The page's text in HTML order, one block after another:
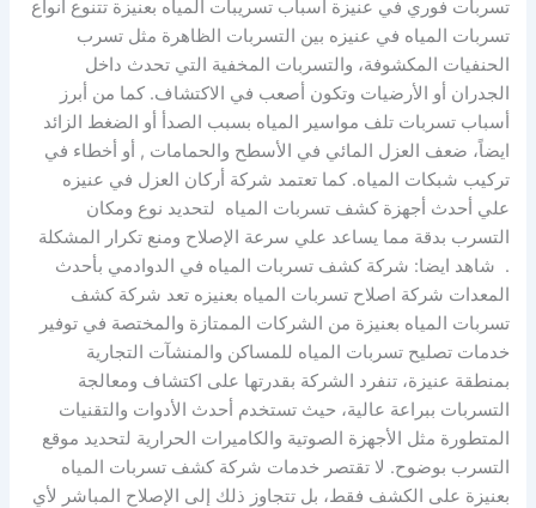
تسربات فوري في عنيزة اسباب تسريبات المياه بعنيزة تتنوع أنواع
تسربات المياه في عنيزه بين التسربات الظاهرة مثل تسرب
الحنفيات المكشوفة، والتسربات المخفية التي تحدث داخل
الجدران أو الأرضيات وتكون أصعب في الاكتشاف. كما من أبرز
أسباب تسربات تلف مواسير المياه بسبب الصدأ أو الضغط الزائد
ايضاً، ضعف العزل المائي في الأسطح والحمامات , أو أخطاء في
تركيب شبكات المياه. كما تعتمد شركة أركان العزل في عنيزه
علي أحدث أجهزة كشف تسربات المياه لتحديد نوع ومكان
التسرب بدقة مما يساعد علي سرعة الإصلاح ومنع تكرار المشكلة
. شاهد ايضا: شركة كشف تسربات المياه في الدوادمي بأحدث
المعدات شركة اصلاح تسربات المياه بعنيزه تعد شركة كشف
تسربات المياه بعنيزة من الشركات الممتازة والمختصة في توفير
خدمات تصليح تسربات المياه للمساكن والمنشآت التجارية
بمنطقة عنيزة، تنفرد الشركة بقدرتها على اكتشاف ومعالجة
التسربات ببراعة عالية، حيث تستخدم أحدث الأدوات والتقنيات
المتطورة مثل الأجهزة الصوتية والكاميرات الحرارية لتحديد موقع
التسرب بوضوح. لا تقتصر خدمات شركة كشف تسربات المياه
بعنيزة على الكشف فقط، بل تتجاوز ذلك إلى الإصلاح المباشر لأي